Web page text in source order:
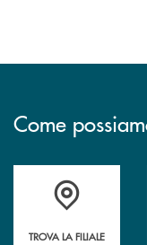
Come
Accedi all' elenco
TROVA LA FILIALE